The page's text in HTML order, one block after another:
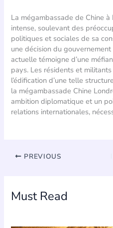
La mégambassade de Chine
intense, soulevant des
politiques et sociales de sa
une décision du
actuelle témoigne d’une
pays. Les résidents et
l’édification d’une telle
la mégambassade Chine
ambition diplomatique et un
relations internationales,
PREVIOUS
Must Read